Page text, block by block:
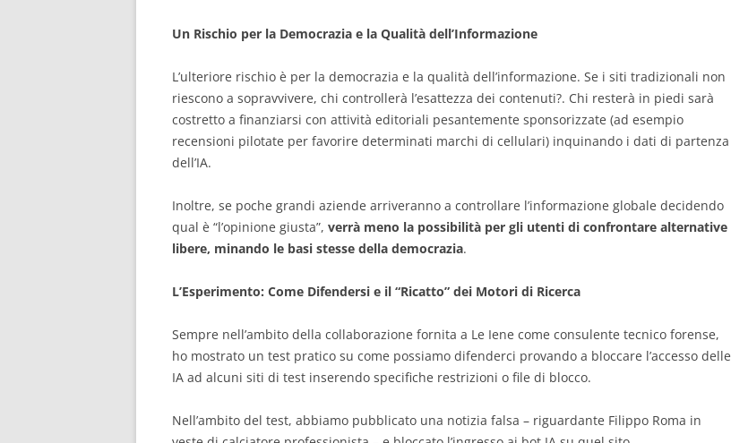
Un Rischio per la Democrazia e la Qualità dell’Informazione
L’ulteriore rischio è per la democrazia e la qualità dell’informazione. Se i siti tradizionali non
riescono a sopravvivere, chi controllerà l’esattezza dei contenuti?. Chi resterà in piedi sarà
costretto a finanziarsi con attività editoriali pesantemente sponsorizzate (ad esempio
recensioni pilotate per favorire determinati marchi di cellulari) inquinando i dati di partenza
dell’IA.
Inoltre, se poche grandi aziende arriveranno a controllare l’informazione globale decidendo
qual è “l’opinione giusta”, verrà meno la possibilità per gli utenti di confrontare alternative
libere, minando le basi stesse della democrazia.
L’Esperimento: Come Difendersi e il “Ricatto” dei Motori di Ricerca
Sempre nell’ambito della collaborazione fornita a Le Iene come consulente tecnico forense,
ho mostrato un test pratico su come possiamo difenderci provando a bloccare l’accesso delle
IA ad alcuni siti di test inserendo specifiche restrizioni o file di blocco.
Nell’ambito del test, abbiamo pubblicato una notizia falsa – riguardante Filippo Roma in